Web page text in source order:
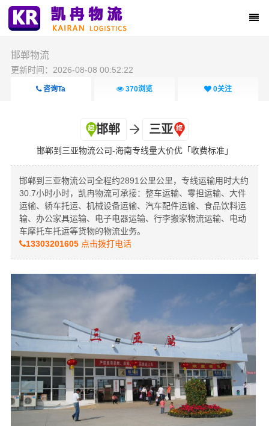
邯郸物流
更新时间：2026-08-08 00:52:22
咨询Ta 370浏览 0关注
邯郸 三亚
邯郸到三亚物流公司-海南专线量大价优「收费标准」
邯郸到三亚物流公司全程约2891公里公里，专线运输用时大约
30.7小时小时，凯冉物流可承接：整车运输、零担运输、大件
运输、轿车托运、机械设备运输、汽车配件运输、食品饮料运
输、办公家具运输、电子电器运输、行李搬家物流运输、电动
车摩托车托运等货物的物流业务。
13303201605点击拨打电话